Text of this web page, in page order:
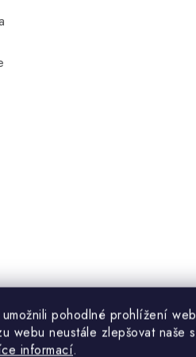
pohodlné prohlížení
webu neustále zlepšovat naše
informací.